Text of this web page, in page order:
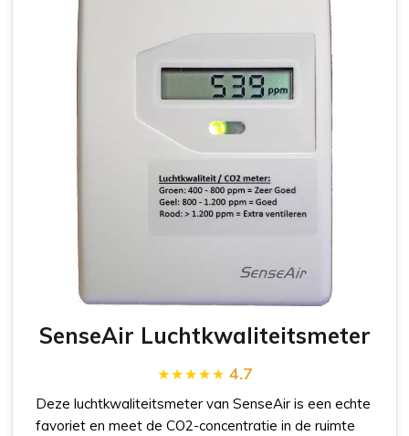
SenseAir Luchtkwaliteitsmeter
4.7
Deze luchtkwaliteitsmeter van SenseAir is een echte
favoriet en meet de CO2-concentratie in de ruimte